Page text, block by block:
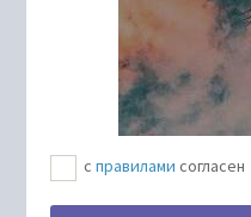
справилами согласен